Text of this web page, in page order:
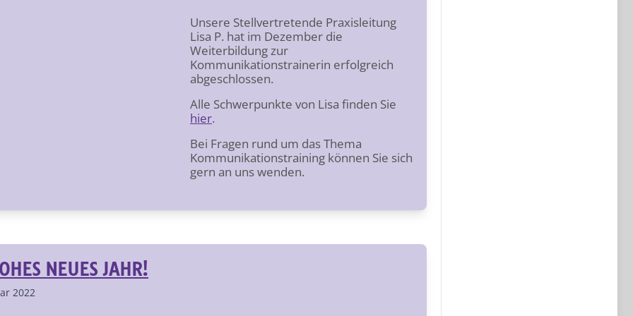
Unsere Stellvertretende Praxisleitung
Lisa P. hat im Dezember die
Weiterbildung zur
Kommunikationstrainerin erfolgreich
abgeschlossen.
Alle Schwerpunkte von Lisa finden Sie
hier.
Bei Fragen rund um das Thema
Kommunikationstraining können Sie sich
gern an uns wenden.
NEUES JAHR!
2022